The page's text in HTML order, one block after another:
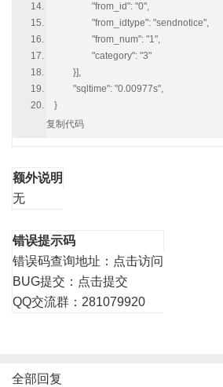
"from_id": "0",
"from_idtype": "sendnotice",
"from_num": "1",
"category": "3"
}],
"sqltime": "0.00977s",
}
复制代码
额外说明
无
错误提示码
错误码查询地址： 点击访问
BUG提交： 点击提交
QQ交流群：281079920
全部回复